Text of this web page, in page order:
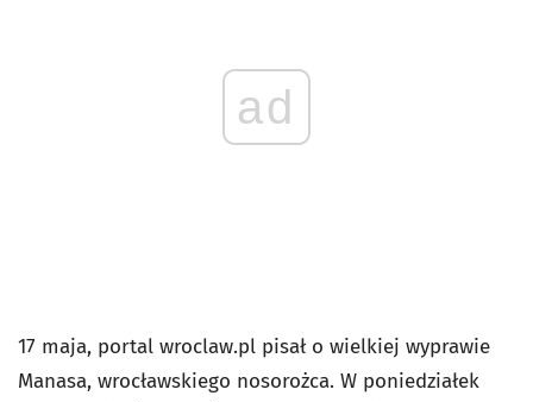
ad
17 maja, portal wroclaw.pl pisał o wielkiej wyprawie
Manasa, wrocławskiego nosorożca. W poniedziałek